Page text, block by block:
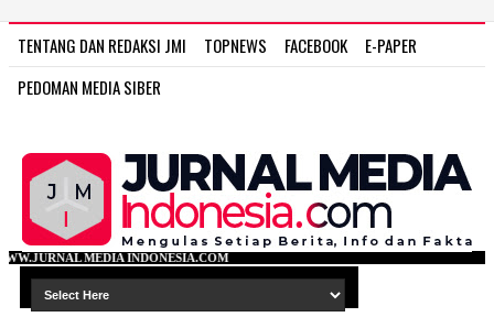
TENTANG DAN REDAKSI JMI TOPNEWS FACEBOOK
E-PAPER
PEDOMAN MEDIA SIBER